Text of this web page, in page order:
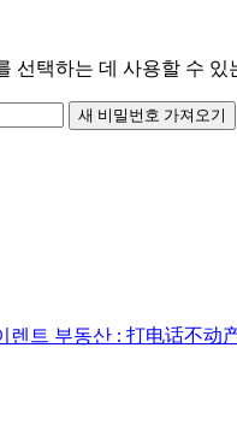
선택하는 데 사용할 수